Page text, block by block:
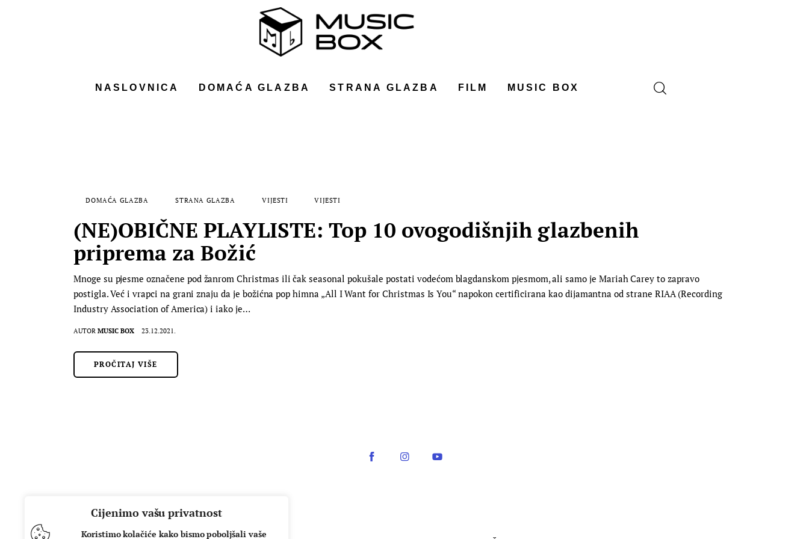
Cijenimo vašu privatnost
Koristimo kolačiće kako bismo poboljšali vaše
NASLOVNICA DOMAĆA GLAZBA STRANA GLAZBA FILM MUSIC BOX
DOMAĆA GLAZBA STRANA GLAZBA VIJESTI VIJESTI
(NE)OBIČNE PLAYLISTE: Top 10 ovogodišnjih glazbenih
priprema za Božić
Mnoge su pjesme označene pod žanrom Christmas ili čak seasonal pokušale postati vodećom blagdanskom pjesmom, ali samo je Mariah Carey to zapravo
postigla. Već i vrapci na grani znaju da je božićna pop himna „All I Want for Christmas Is You“ napokon certificirana kao dijamantna od strane RIAA (Recording
Industry Association of America) i iako je…
AUTOR MUSIC BOX 23.12.2021.
PROČITAJ VIŠE